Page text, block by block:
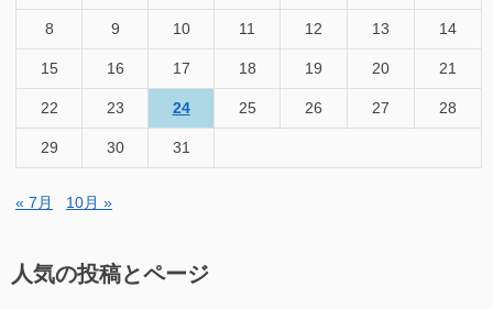
8 9 10 11 12 13 14
15 16 17 18 19 20 21
22 23 24 25 26 27 28
29 30 31
« 7月 10月 »
人気の投稿とページ